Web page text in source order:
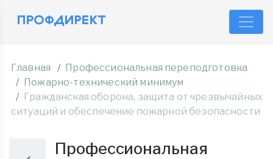
Главная
Профессиональная переподготовка
Пожарно-технический минимум
Гражданская оборона, защита от чрезвычайных
ситуаций и обеспечение пожарной безопасности
Профессиональная